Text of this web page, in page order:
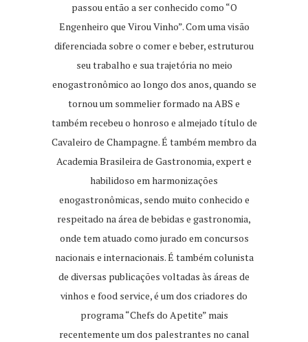
passou então a ser conhecido como “O
Engenheiro que Virou Vinho”. Com uma visão
diferenciada sobre o comer e beber, estruturou
seu trabalho e sua trajetória no meio
enogastronômico ao longo dos anos, quando se
tornou um sommelier formado na ABS e
também recebeu o honroso e almejado título de
Cavaleiro de Champagne. É também membro da
Academia Brasileira de Gastronomia, expert e
habilidoso em harmonizações
enogastronômicas, sendo muito conhecido e
respeitado na área de bebidas e gastronomia,
onde tem atuado como jurado em concursos
nacionais e internacionais. É também colunista
de diversas publicações voltadas às áreas de
vinhos e food service, é um dos criadores do
programa “Chefs do Apetite” mais
recentemente um dos palestrantes no canal